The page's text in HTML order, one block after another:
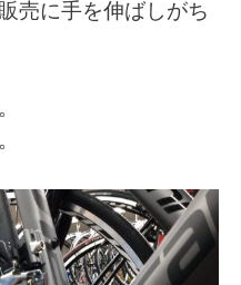
売に手を伸ばしがち